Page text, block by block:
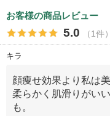
お客様の商品レビュー
5.0 （1件）
キラ
顔痩せ効果より私は
柔らかく肌滑りがい
も。